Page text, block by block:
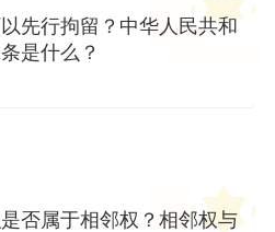
先行拘留？中华人民共和
是什么？
否属于相邻权？相邻权与